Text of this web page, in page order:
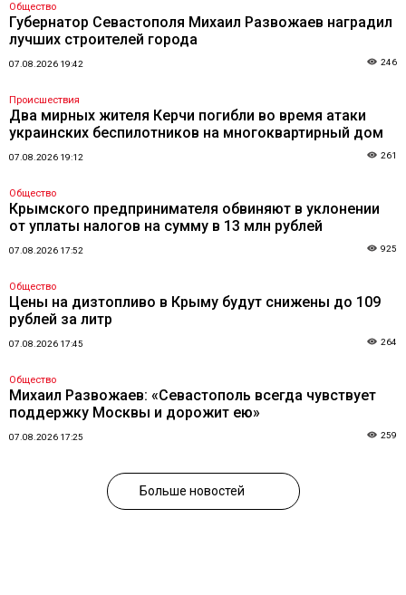
Общество
Губернатор Севастополя Михаил Развожаев наградил
лучших строителей города
07.08.2026 19:42 246
Происшествия
Два мирных жителя Керчи погибли во время атаки
украинских беспилотников на многоквартирный дом
07.08.2026 19:12 261
Общество
Крымского предпринимателя обвиняют в уклонении
от уплаты налогов на сумму в 13 млн рублей
07.08.2026 17:52 925
Общество
Цены на дизтопливо в Крыму будут снижены до 109
рублей за литр
07.08.2026 17:45 264
Общество
Михаил Развожаев: «Севастополь всегда чувствует
поддержку Москвы и дорожит ею»
07.08.2026 17:25 259
Больше новостей